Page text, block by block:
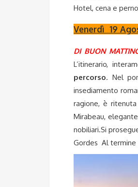
Hotel, cena e
Venerdì 19
DI BUON
L’itinerario,
percorso. Nel
insediamento
ragione, è
Mirabeau,
nobiliari.Si
Gordes Al termine